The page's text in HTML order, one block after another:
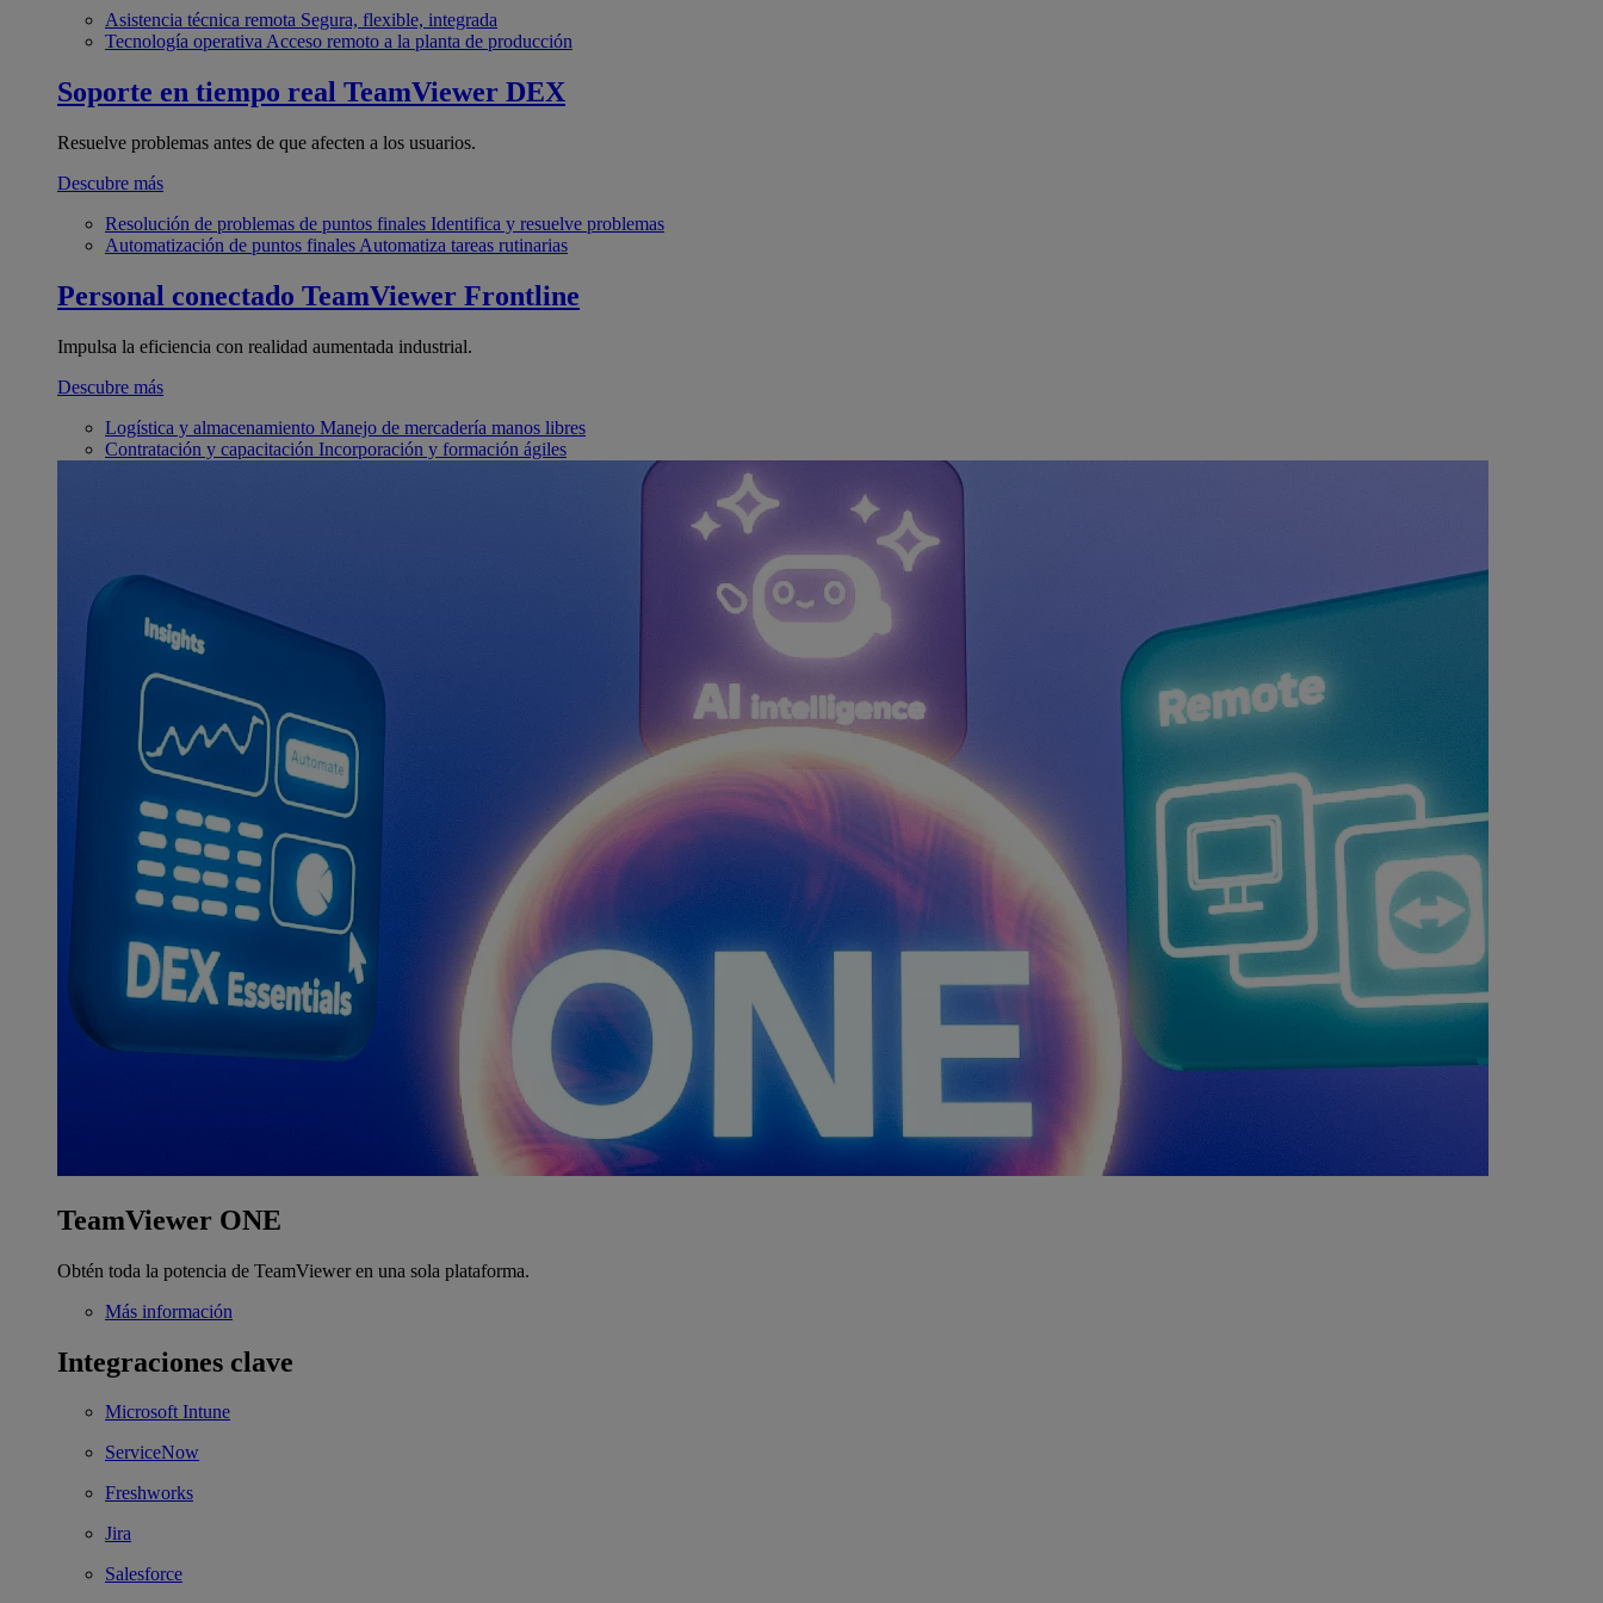
Asistencia técnica remota Segura, flexible, integrada
Tecnología operativa Acceso remoto a la planta de producción
Soporte en tiempo real TeamViewer DEX
Resuelve problemas antes de que afecten a los usuarios.
Descubre más
Resolución de problemas de puntos finales Identifica y resuelve problemas
Automatización de puntos finales Automatiza tareas rutinarias
Personal conectado TeamViewer Frontline
Impulsa la eficiencia con realidad aumentada industrial.
Descubre más
Logística y almacenamiento Manejo de mercadería manos libres
Contratación y capacitación Incorporación y formación ágiles
TeamViewer ONE
Obtén toda la potencia de TeamViewer en una sola plataforma.
Más información
Integraciones clave
Microsoft Intune
ServiceNow
Freshworks
Jira
Salesforce